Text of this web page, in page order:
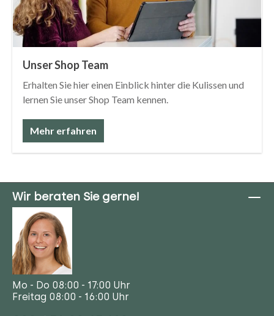
Unser Shop Team
Erhalten Sie hier einen Einblick hinter die Kulissen und
lernen Sie unser Shop Team kennen.
Mehr erfahren
Wir beraten Sie gerne!
Mo - Do 08:00 - 17:00 Uhr
Freitag 08:00 - 16:00 Uhr